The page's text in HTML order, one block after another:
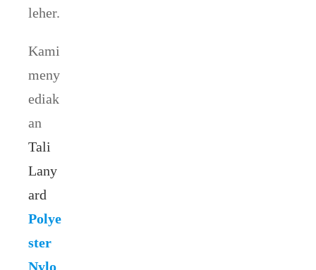
leher.
Kami
meny
ediak
an
Tali
Lany
ard
Polye
ster
Nylo